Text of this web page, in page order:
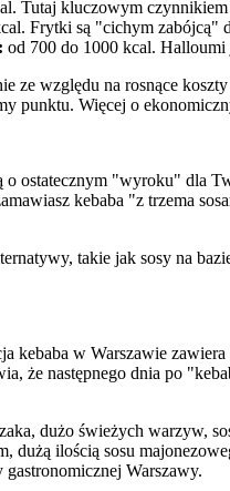
Tutaj kluczowym czynnikiem
Frytki są "cichym zabójcą"
od 700 do 1000 kcal. Halloumi
ze względu na rosnące
punktu. Więcej o
ostatecznym "wyroku" dla
kebaba "z trzema
takie jak sosy na
kebaba w Warszawie
że następnego dnia po
dużo świeżych warzyw,
dużą ilością sosu
Warszawy.